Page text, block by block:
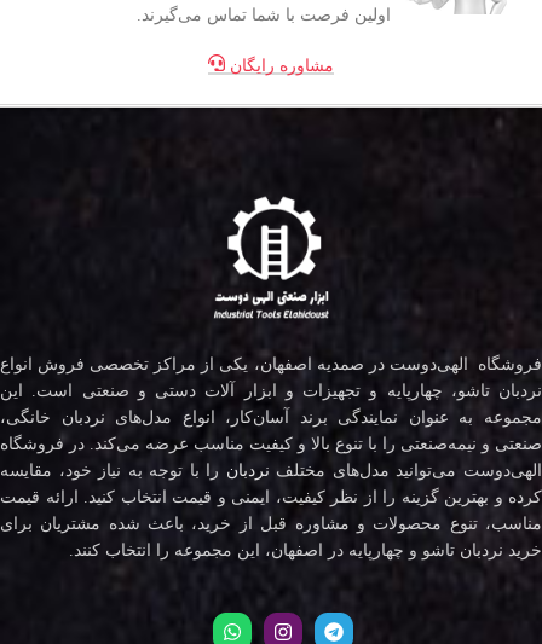
اولین فرصت با شما تماس می‌گیرند.
مشاوره رایگان
فروشگاه الهی‌دوست در صمدیه اصفهان، یکی از مراکز تخصصی فروش انواع
نردبان تاشو، چهارپایه و تجهیزات و ابزار آلات دستی و صنعتی است. این
مجموعه به عنوان نمایندگی برند آسان‌کار، انواع مدل‌های نردبان خانگی،
صنعتی و نیمه‌صنعتی را با تنوع بالا و کیفیت مناسب عرضه می‌کند. در فروشگاه
الهی‌دوست می‌توانید مدل‌های مختلف نردبان را با توجه به نیاز خود، مقایسه
کرده و بهترین گزینه را از نظر کیفیت، ایمنی و قیمت انتخاب کنید. ارائه قیمت
مناسب، تنوع محصولات و مشاوره قبل از خرید، باعث شده مشتریان برای
خرید نردبان تاشو و چهارپایه در اصفهان، این مجموعه را انتخاب کنند.